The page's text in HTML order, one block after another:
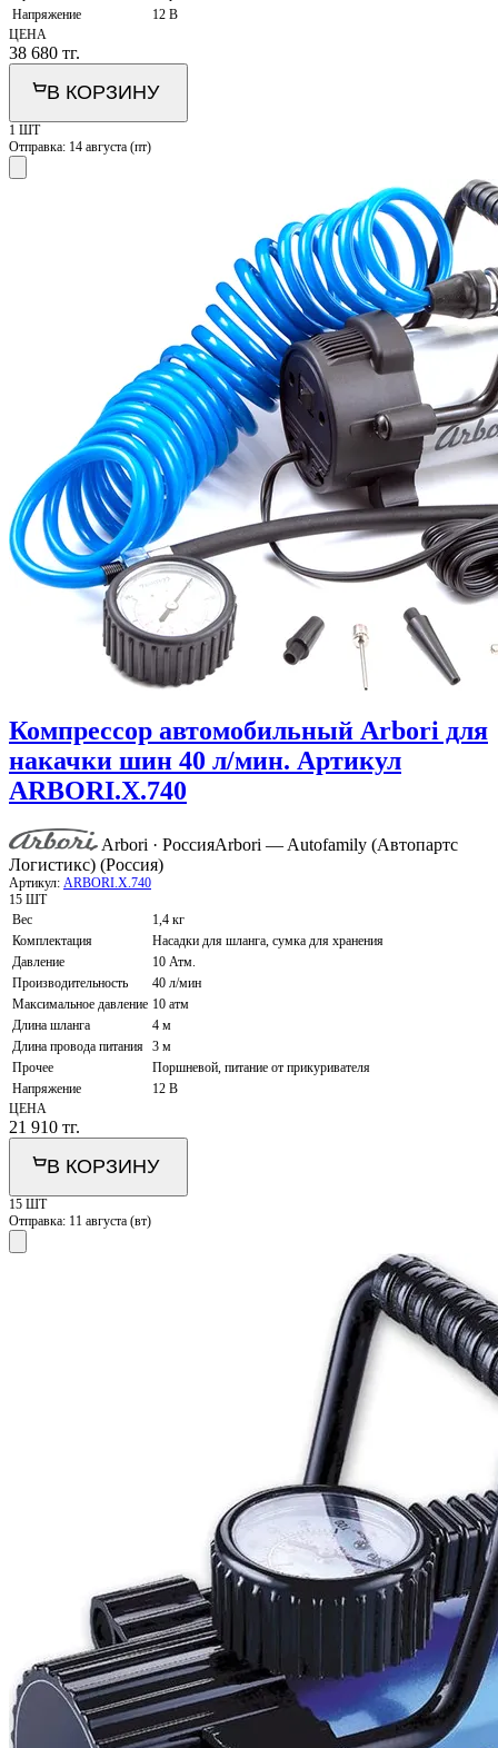
Напряжение
12 В
ЦЕНА
38 680 тг.
В КОРЗИНУ
1 ШТ
Отправка: 14 августа (пт)
Компрессор автомобильный Arbori для
накачки шин 40 л/мин. Артикул
ARBORI.X.740
Arbori · РоссияArbori — Autofamily (Автопартс
Логистикс) (Россия)
Артикул: ARBORI.X.740
15 ШТ
Вес
1,4 кг
Комплектация
Насадки для шланга, сумка для хранения
Давление
10 Атм.
Производительность
40 л/мин
Максимальное давление 10 атм
Длина шланга
4 м
Длина провода питания 3 м
Прочее
Поршневой, питание от прикуривателя
Напряжение
12 В
ЦЕНА
21 910 тг.
В КОРЗИНУ
15 ШТ
Отправка: 11 августа (вт)